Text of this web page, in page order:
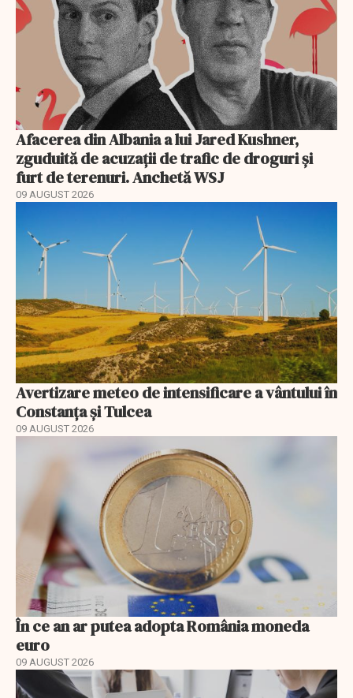
Afacerea din Albania a lui Jared Kushner,
zguduită de acuzații de trafic de droguri și
furt de terenuri. Anchetă WSJ
09 AUGUST 2026
Avertizare meteo de intensificare a vântului în
Constanța și Tulcea
09 AUGUST 2026
În ce an ar putea adopta România moneda
euro
09 AUGUST 2026